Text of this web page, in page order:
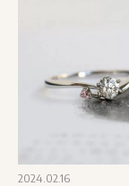
2024.02.16